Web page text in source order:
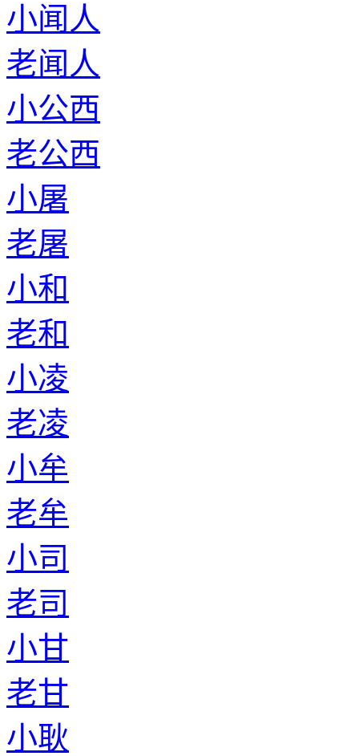
小闻人
老闻人
小公西
老公西
小屠
老屠
小和
老和
小凌
老凌
小牟
老牟
小司
老司
小甘
老甘
小耿